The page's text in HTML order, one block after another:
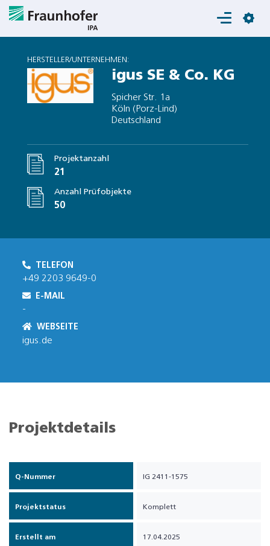
Login
HERSTELLER/UNTERNEHMEN:
igus SE & Co. KG
Spicher Str. 1a
Köln (Porz-Lind)
Deutschland
Projektanzahl
21
Anzahl Prüfobjekte
50
TELEFON
+49 2203 9649-0
E-MAIL
-
WEBSEITE
igus.de
Projektdetails
Q-Nummer IG 2411-1575
Projektstatus Komplett
Erstellt am 17.04.2025